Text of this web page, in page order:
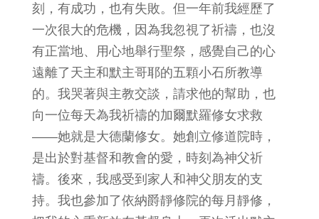
刻，有成功，也有失敗。但一年前我經歷了
一次很大的危機，因為我忽視了祈禱，也沒
有正當地、用心地舉行聖祭，感覺自己的心
遠離了天主和默主哥耶的五顆小石所教導
的。我哭著與主教交談，請求他的幫助，也
向一位每天為我祈禱的加爾默羅修女求救
——她就是大德蘭修女。她創立修道院時，
是出於對基督和教會的愛，時刻為神父祈
禱。後來，我感受到家人和神父朋友的支
持。我也參加了依納爵靜修院的每月靜修，